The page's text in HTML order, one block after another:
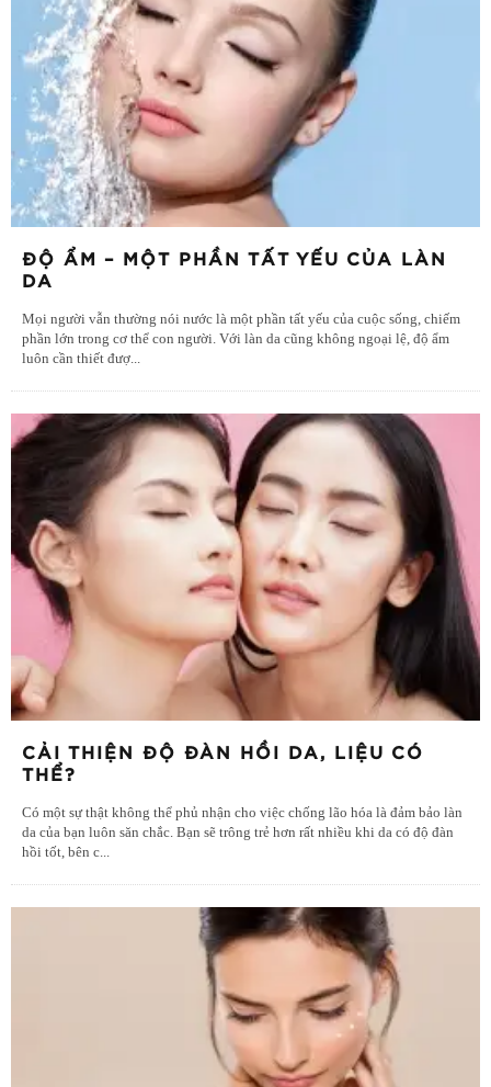
ĐỘ ẨM – MỘT PHẦN TẤT YẾU CỦA LÀN
DA
Mọi người vẫn thường nói nước là một phần tất yếu của cuộc sống, chiếm
phần lớn trong cơ thể con người. Với làn da cũng không ngoại lệ, độ ẩm
luôn cần thiết đượ...
CẢI THIỆN ĐỘ ĐÀN HỒI DA, LIỆU CÓ
THỂ?
Có một sự thật không thể phủ nhận cho việc chống lão hóa là đảm bảo làn
da của bạn luôn săn chắc. Bạn sẽ trông trẻ hơn rất nhiều khi da có độ đàn
hồi tốt, bên c...